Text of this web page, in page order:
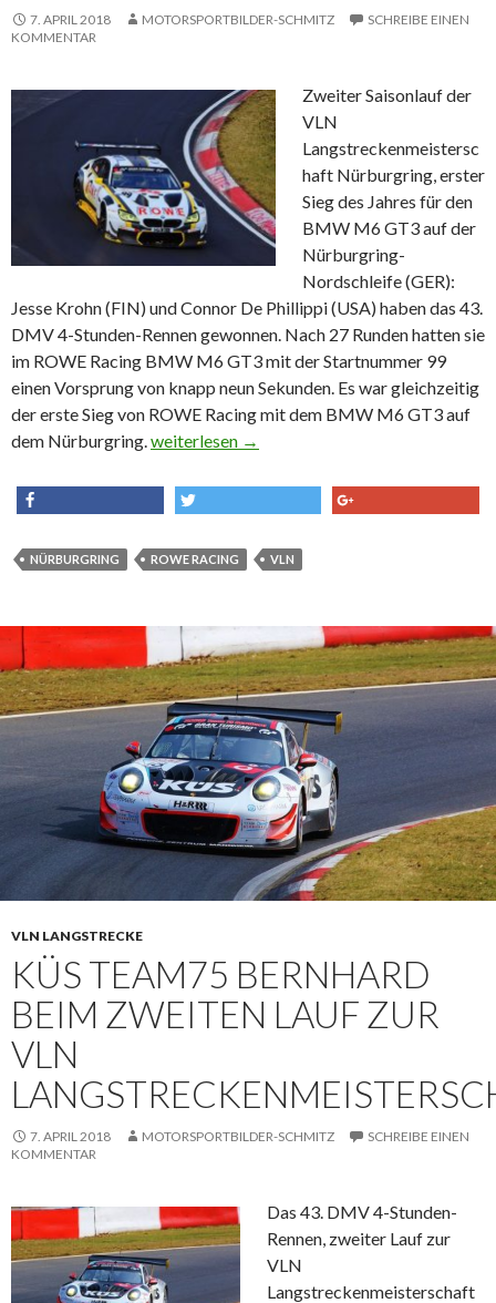
7. APRIL 2018 MOTORSPORTBILDER-SCHMITZ
SCHREIBE EINEN
KOMMENTAR
Zweiter Saisonlauf der
VLN
Langstreckenmeistersc
haft Nürburgring, erster
Sieg des Jahres für den
BMW M6 GT3 auf der
Nürburgring-
Nordschleife (GER):
Jesse Krohn (FIN) und Connor De Phillippi (USA) haben das 43.
DMV 4-Stunden-Rennen gewonnen. Nach 27 Runden hatten sie
im ROWE Racing BMW M6 GT3 mit der Startnummer 99
einen Vorsprung von knapp neun Sekunden. Es war gleichzeitig
der erste Sieg von ROWE Racing mit dem BMW M6 GT3 auf
dem Nürburgring.Erster Saisonsieg für den BMW M6 GT3
weiterlesen →
NÜRBURGRING ROWE RACING VLN
VLN LANGSTRECKE
KÜS TEAM75 BERNHARD
BEIM ZWEITEN LAUF ZUR
VLN
7. APRIL 2018 MOTORSPORTBILDER-SCHMITZ
SCHREIBE EINEN
KOMMENTAR
Das 43. DMV 4-Stunden-
Rennen, zweiter Lauf zur
VLN
Langstreckenmeisterschaft